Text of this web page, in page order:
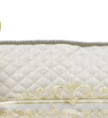
היה:
₪115.00.
הוא: